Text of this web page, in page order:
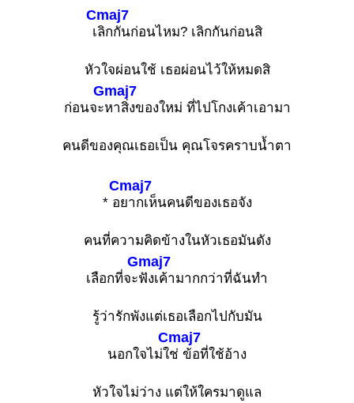
เ
Cmaj7
ลิกกันก่อนไหม? เลิกกันก่อนสิ
หัวใจผ่อนใช้ เธอผ่อนไว้ให้หมดสิ
ก่อนจะ
Gmaj7
หาสิ่งของใหม่ ที่ไปโกงเค้าเอามา
คนดีของคุณเธอเป็น คุณโจรคราบน้ำตา
* อ
Cmaj7
ยากเห็นคนดีของเธอจัง
คนที่ความคิดข้างในหัวเธอมันดัง
เลือกที่จะ
Gmaj7
ฟังเค้ามากกว่าที่ฉันทำ
รู้ว่ารักพังแต่เธอเลือกไปกับมัน
นอกใจไม่ใ
Cmaj7
ช่ ข้อที่ใช้อ้าง
หัวใจไม่ว่าง แต่ให้ใครมาดูแล